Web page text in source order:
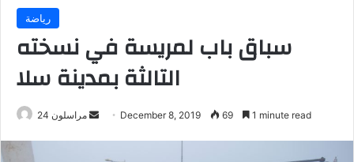
رياضة
سباق باب لمريسة في نسخته
التالثة بمدينة سلا
مراسلون 24 December 8, 2019 69 1 minute read